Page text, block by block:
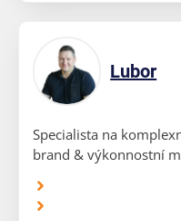
Lubor
Specialista na
brand & výkonnostní